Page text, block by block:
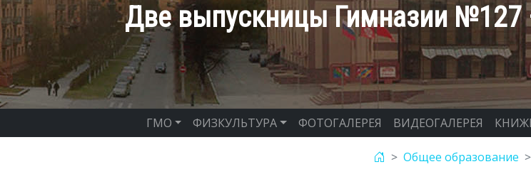
Две выпускницы Гимназии №127
ГМО ФИЗКУЛЬТУРА ФОТОГАЛЕРЕЯ ВИДЕОГАЛЕРЕЯ
Общее образование